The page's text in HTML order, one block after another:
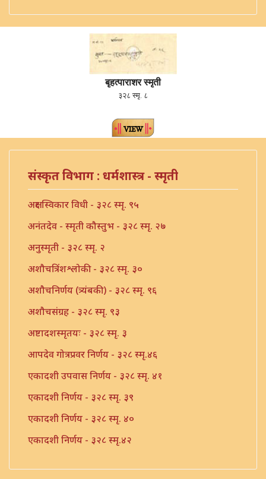
बृहत्पाराशर स्मृती
३२८ स्मृ. ८
संस्कृत विभाग : धर्मशास्त्र - स्मृती
अक्षर स्विकार विधी - ३२८ स्मृ. ९५
अनंतदेव - स्मृती कौस्तुभ - ३२८ स्मृ. २७
अनुस्मृती - ३२८ स्मृ. २
अशौचत्रिंशश्लोकी - ३२८ स्मृ. ३०
अशौचनिर्णय (त्र्यंबकी) - ३२८ स्मृ. ९६
अशौचसंग्रह - ३२८ स्मृ. ९३
अष्टादशस्मृतयः - ३२८ स्मृ. ३
आपदेव गोत्रप्रवर निर्णय - ३२८ स्मृ.४६
एकादशी उपवास निर्णय - ३२८ स्मृ. ४१
एकादशी निर्णय - ३२८ स्मृ. ३९
एकादशी निर्णय - ३२८ स्मृ. ४०
एकादशी निर्णय - ३२८ स्मृ.४२